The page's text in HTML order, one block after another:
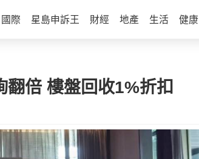
國際 星島申訴王 財經 地產 生活 健康
倍 樓盤回收1%折扣